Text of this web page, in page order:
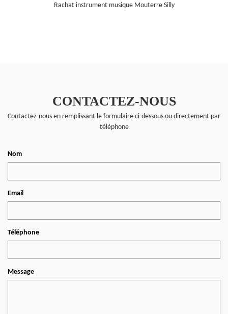
Rachat instrument musique Mouterre Silly
CONTACTEZ-NOUS
Contactez-nous en remplissant le formulaire ci-dessous ou directement par
téléphone
Nom
Email
Téléphone
Message